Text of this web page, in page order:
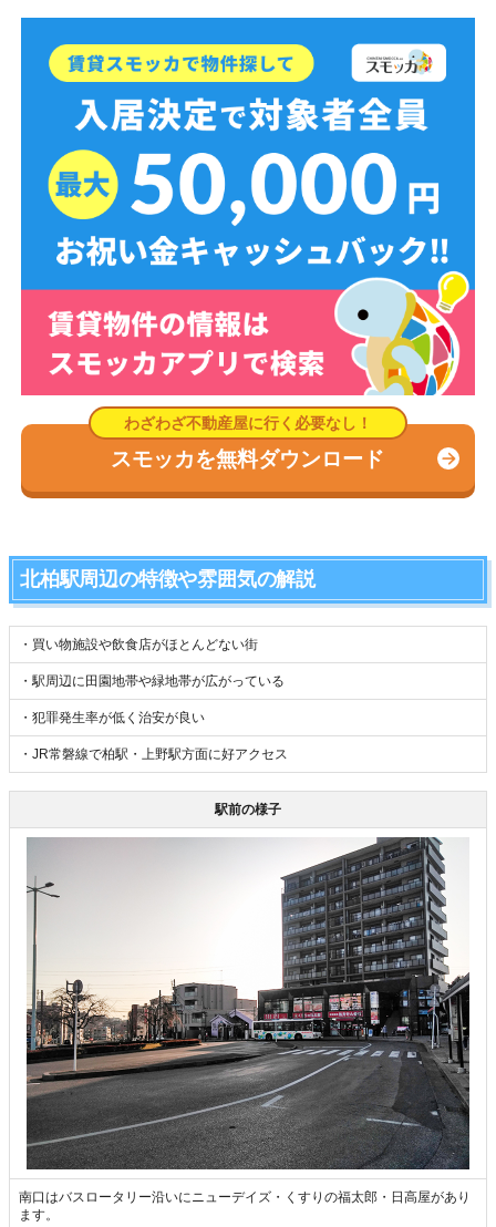
スモッカを無料ダウンロード
北柏駅周辺の特徴や雰囲気の解説
・買い物施設や飲食店がほとんどない街
・駅周辺に田園地帯や緑地帯が広がっている
・犯罪発生率が低く治安が良い
・JR常磐線で柏駅・上野駅方面に好アクセス
駅前の様子
南口はバスロータリー沿いにニューデイズ・くすりの福太郎・日高屋があり
ます。